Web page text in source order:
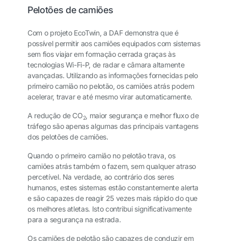
Pelotões de camiões
Com o projeto EcoTwin, a DAF demonstra que é
possível permitir aos camiões equipados com sistemas
sem fios viajar em formação cerrada graças às
tecnologias Wi-Fi-P, de radar e câmara altamente
avançadas. Utilizando as informações fornecidas pelo
primeiro camião no pelotão, os camiões atrás podem
acelerar, travar e até mesmo virar automaticamente.
A redução de CO2, maior segurança e melhor fluxo de
tráfego são apenas algumas das principais vantagens
dos pelotões de camiões.
Quando o primeiro camião no pelotão trava, os
camiões atrás também o fazem, sem qualquer atraso
percetível. Na verdade, ao contrário dos seres
humanos, estes sistemas estão constantemente alerta
e são capazes de reagir 25 vezes mais rápido do que
os melhores atletas. Isto contribui significativamente
para a segurança na estrada.
Os camiões de pelotão são capazes de conduzir em